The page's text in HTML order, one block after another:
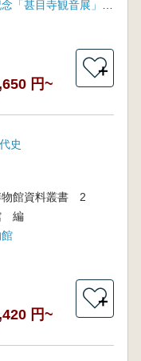
円~
＋
史
物館資料叢書 2
編
円~
＋